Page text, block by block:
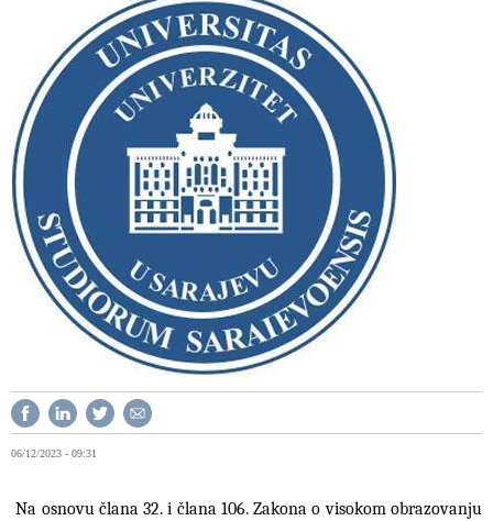
06/12/2023 - 09:31
Na osnovu člana 32. i člana 106. Zakona o visokom obrazovanju